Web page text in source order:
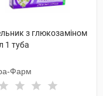
з глюкозамiном
1 туба
Фарм